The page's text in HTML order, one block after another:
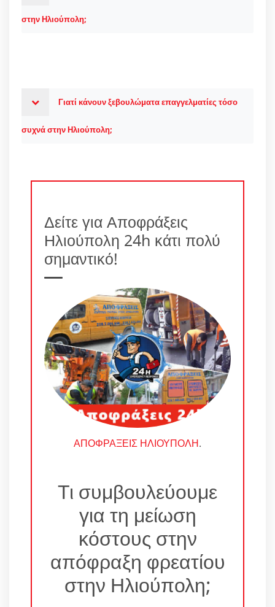
στην Ηλιούπολη;
Γιατί κάνουν ξεβουλώματα επαγγελματίες τόσο
συχνά στην Ηλιούπολη;
Δείτε για Αποφράξεις
Ηλιούπολη 24h κάτι πολύ
σημαντικό!
ΑΠΟΦΡΑΞΕΙΣ ΗΛΙΟΥΠΟΛΗ.
Τι συμβουλεύουμε
για τη μείωση
κόστους στην
απόφραξη φρεατίου
στην Ηλιούπολη;